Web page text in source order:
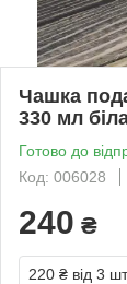
Чашка
330 мл
Готово до
Код: 006028
240 ₴
220 ₴ від 3